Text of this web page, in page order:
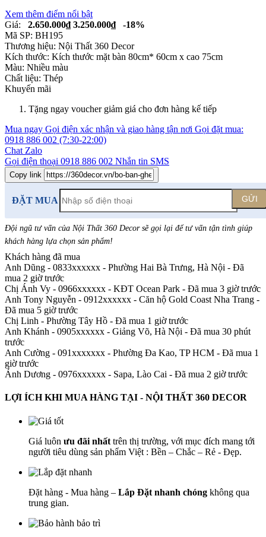
Xem thêm điểm nổi bật
Giá:
2.650.000₫3.250.000₫
-18%
Mã SP: BH195
Thương hiệu: Nội Thất 360 Decor
Kích thước: Kích thước mặt bàn 80cm* 60cm x cao 75cm
Màu: Nhiều màu
Chất liệu: Thép
Khuyến mãi
Tặng ngay voucher giảm giá cho đơn hàng kế tiếp
Mua ngay Gọi điện xác nhận và giao hàng tận nơi Gọi đặt mua:
0918 886 002 (7:30-22:00)
Chat Zalo
Gọi điện thoại 0918 886 002 Nhắn tin SMS
Copy link
ĐẶT MUA GỬI
Đội ngũ tư vấn của Nội Thất 360 Decor sẽ gọi lại để tư vấn tận tình giúp
khách hàng lựa chọn sản phẩm!
Khách hàng đã mua
Anh Dũng - 0833xxxxxx - Phường Hai Bà Trưng, Hà Nội - Đã
mua 2 giờ trước
Chị Ánh Vy - 0966xxxxxx - KĐT Ocean Park - Đã mua 3 giờ trước
Anh Tony Nguyễn - 0912xxxxxx - Căn hộ Gold Coast Nha Trang -
Đã mua 5 giờ trước
Chị Linh - Phường Tây Hồ - Đã mua 1 giờ trước
Anh Khánh - 0905xxxxxx - Giảng Võ, Hà Nội - Đã mua 30 phút
trước
Anh Cường - 091xxxxxxx - Phường Đa Kao, TP HCM - Đã mua 1
giờ trước
Ánh Dương - 0976xxxxxx - Sapa, Lào Cai - Đã mua 2 giờ trước
LỢI ÍCH KHI MUA HÀNG TẠI - NỘI THẤT 360 DECOR
Giá luôn ưu đãi nhất trên thị trường, với mục đích mang tới
người tiêu dùng sản phẩm Việt : Bền – Chắc – Rẻ - Đẹp.
Đặt hàng - Mua hàng – Lắp Đặt nhanh chóng không qua
trung gian.